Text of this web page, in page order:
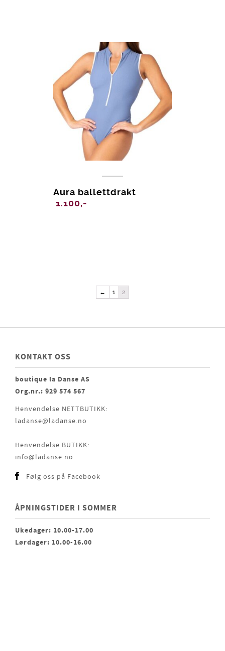
Aura ballettdrakt
1.100,-
← 1 2
KONTAKT OSS
boutique la Danse AS
Org.nr.: 929 574 567
Henvendelse NETTBUTIKK:
ladanse@ladanse.no
Henvendelse BUTIKK:
info@ladanse.no
Følg oss på Facebook
ÅPNINGSTIDER I SOMMER
Ukedager: 10.00-17.00
Lørdager: 10.00-16.00